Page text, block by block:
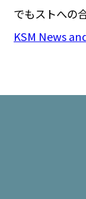
でもストへの
KSM News